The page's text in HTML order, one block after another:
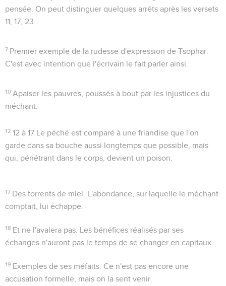
pensée. On peut distinguer quelques arrêts après les versets
11, 17, 23.
7 Premier exemple de la rudesse d'expression de Tsophar.
C'est avec intention que l'écrivain le fait parler ainsi.
10 Apaiser les pauvres , poussés à bout par les injustices du
méchant.
12 12 à 17 Le péché est comparé à une friandise que l'on
garde dans sa bouche aussi longtemps que possible, mais
qui, pénétrant dans le corps, devient un poison.
17 Des torrents de miel . L'abondance, sur laquelle le méchant
comptait, lui échappe.
18 Et ne l'avalera pas . Les bénéfices réalisés par ses
échanges n'auront pas le temps de se changer en capitaux.
19 Exemples de ses méfaits. Ce n'est pas encore une
accusation formelle, mais on la sent venir.